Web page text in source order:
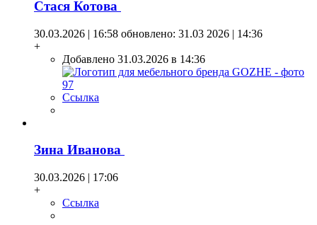
Стася Котова
30.03.2026 | 16:58 обновлено: 31.03 2026 | 14:36
+
Добавлено 31.03.2026 в 14:36
Ссылка
Зина Иванова
30.03.2026 | 17:06
+
Ссылка